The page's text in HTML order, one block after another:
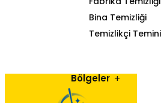
Bina Temizliği
Temizlikçi Temini
Bölgeler